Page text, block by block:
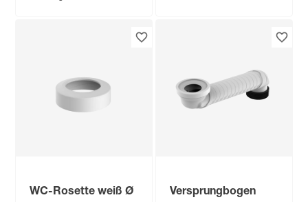
WC-Rosette weiß Ø
Versprungbogen